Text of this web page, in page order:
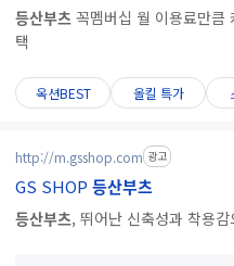
등산부츠 꼭멤버십 월 이용료만
택
옥션BEST 올킬 특가
http://m.gsshop.com 광고
GS SHOP 등산부츠
등산부츠, 뛰어난 신축성과 착용